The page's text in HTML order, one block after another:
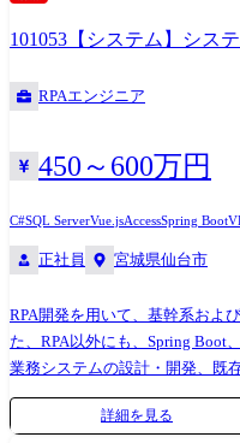
101053【システム】シス
RPAエンジニア
450～600万円
C#SQL ServerVue.jsAccessSpring Boot
正社員 宮城県仙台市
RPA開発を用いて、基幹系およ
た、RPA以外にも、Spring Boot
業務システムの設計・開発、既存
修を行なって頂きます。 【入社後の業務内容】 ・社内システム構築に関
わる全般(グループ会社含む) ・
詳細を見る